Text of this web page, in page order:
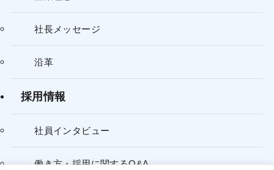
社長メッセージ
沿革
採用情報
社員インタビュー
働き方・採用に関するQ&A